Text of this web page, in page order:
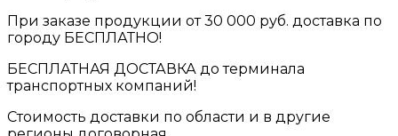
При заказе продукции от 30 000 руб. доставка по
городу БЕСПЛАТНО!
БЕСПЛАТНАЯ ДОСТАВКА до терминала
транспортных компаний!
Стоимость доставки по области и в другие